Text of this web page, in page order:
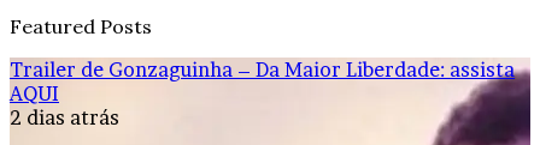
Featured Posts
Trailer de Gonzaguinha – Da Maior Liberdade: assista
AQUI
2 dias atrás